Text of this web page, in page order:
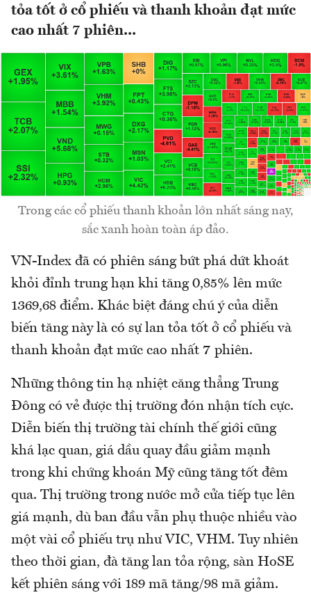
tỏa tốt ở cổ phiếu và thanh khoản đạt mức
cao nhất 7 phiên...
Trong các cổ phiếu thanh khoản lớn nhất sáng nay,
sắc xanh hoàn toàn áp đảo.
VN-Index đã có phiên sáng bứt phá dứt khoát
khỏi đỉnh trung hạn khi tăng 0,85% lên mức
1369,68 điểm. Khác biệt đáng chú ý của diễn
biến tăng này là có sự lan tỏa tốt ở cổ phiếu và
thanh khoản đạt mức cao nhất 7 phiên.
Những thông tin hạ nhiệt căng thẳng Trung
Đông có vẻ được thị trường đón nhận tích cực.
Diễn biến thị trường tài chính thế giới cũng
khá lạc quan, giá dầu quay đầu giảm mạnh
trong khi chứng khoán Mỹ cũng tăng tốt đêm
qua. Thị trường trong nước mở cửa tiếp tục lên
giá mạnh, dù ban đầu vẫn phụ thuộc nhiều vào
một vài cổ phiếu trụ như VIC, VHM. Tuy nhiên
theo thời gian, đà tăng lan tỏa rộng, sàn HoSE
kết phiên sáng với 189 mã tăng/98 mã giảm.